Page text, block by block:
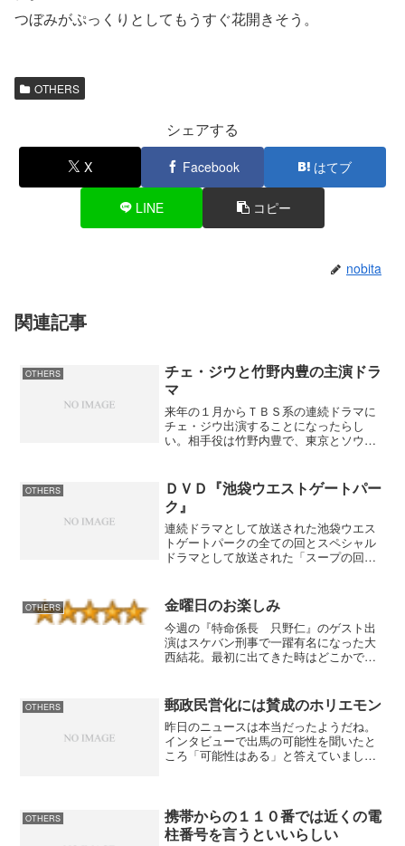
つぼみがぷっくりとしてもうすぐ花開きそう。
OTHERS
シェアする
X Facebook はてブ
LINE コピー
nobita
関連記事
OTHERS
チェ・ジウと竹野内豊の主演ドラ
マ
来年の１月からＴＢＳ系の連続ドラマに
チェ・ジウ出演することになったらし
い。相手役は竹野内豊で、東京とソウル
リーと言えば映画の『冷静と情熱のあい
だ』を思い出したが、制作側も...
OTHERS
ＤＶＤ『池袋ウエストゲートパー
ク』
連続ドラマとして放送された池袋ウエス
トゲートパークの全ての回とスペシャル
ドラマとして放送された「スープの回」
家が作ったので違和感があった。「水戸
黄門」風に一話完結で毎回...
OTHERS 金曜日のお楽しみ
今週の『特命係長 只野仁』のゲスト出
演はスケバン刑事で一躍有名になった大
西結花。最初に出てきた時はどこかで見
いだしたのがスケバン刑事に出ていると
言うことは思い出したけど...
OTHERS 郵政民営化には賛成のホリエモン
昨日のニュースは本当だったようだね。
インタビューで出馬の可能性を聞いたと
ころ「可能性はある」と答えていました
民営化に対しては「大賛成...
OTHERS
携帯からの１１０番では近くの電
柱番号を言うといいらしい